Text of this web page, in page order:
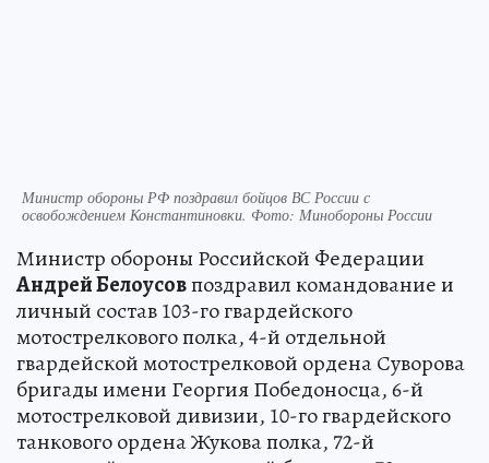
Министр обороны РФ поздравил бойцов ВС России с
освобождением Константиновки. Фото: Минобороны России
Министр обороны Российской Федерации
Андрей Белоусовпоздравил командование и
личный состав 103-го гвардейского
мотострелкового полка, 4-й отдельной
гвардейской мотострелковой ордена Суворова
бригады имени Георгия Победоносца, 6-й
мотострелковой дивизии, 10-го гвардейского
танкового ордена Жукова полка, 72-й